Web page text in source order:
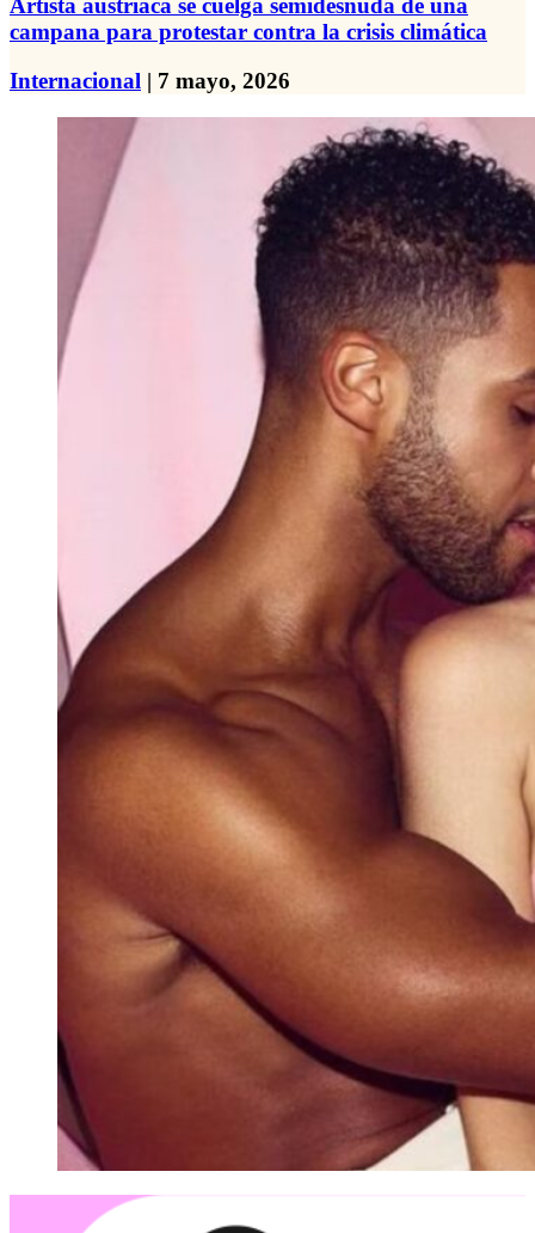
Artista austriaca se cuelga semidesnuda de una
campana para protestar contra la crisis climática
Internacional | 7 mayo, 2026